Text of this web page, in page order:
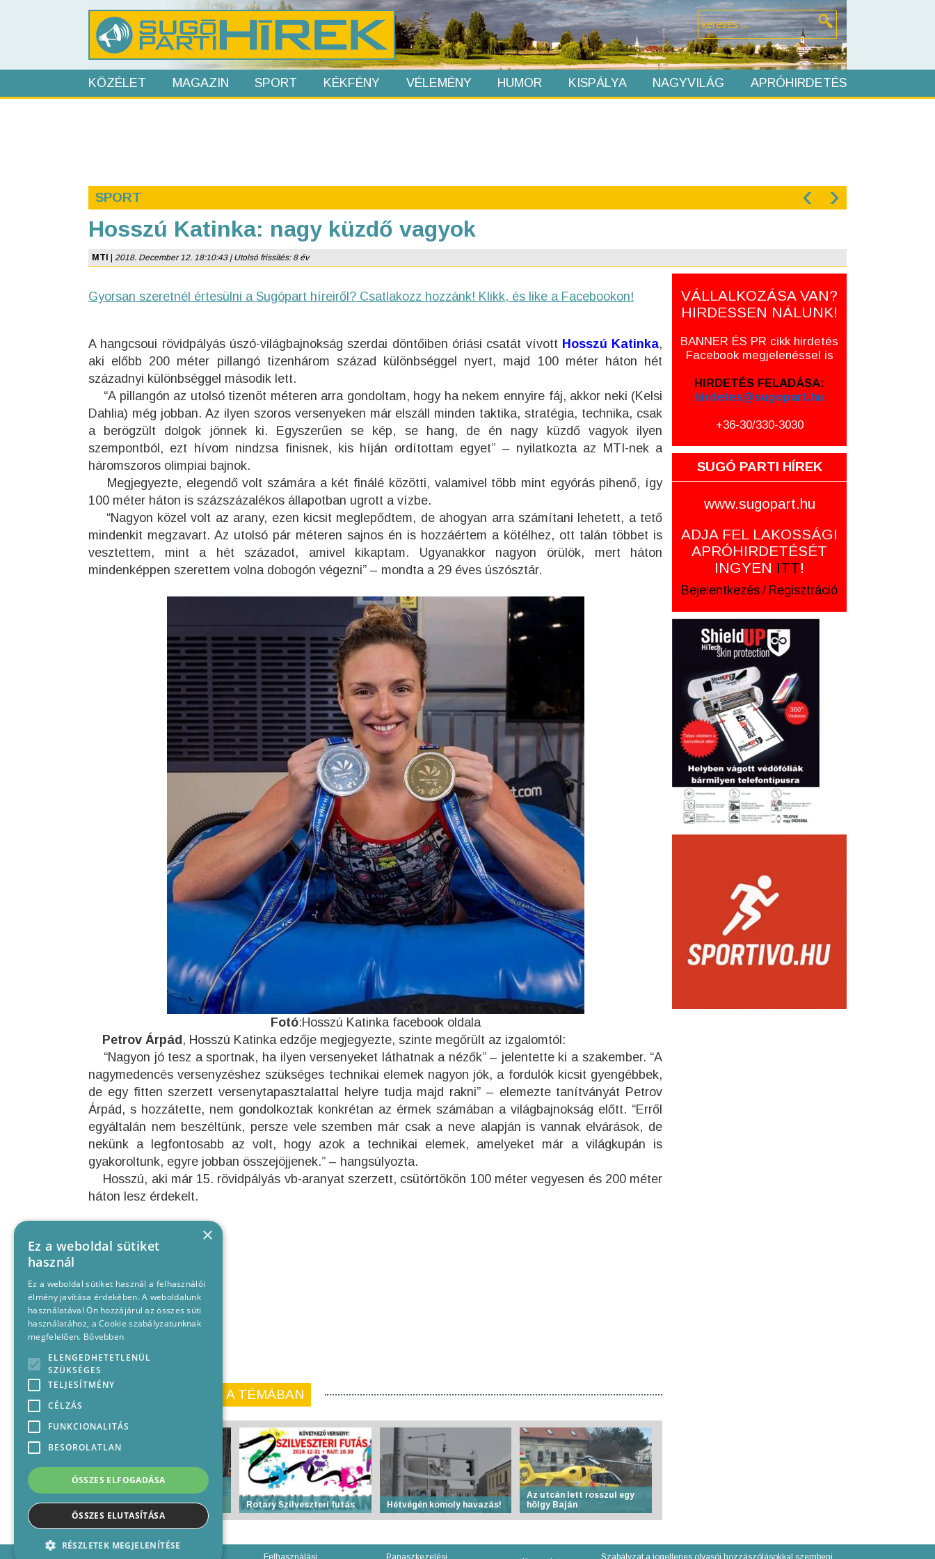
KÖZÉLET MAGAZIN SPORT KÉKFÉNY VÉLEMÉNY HUMOR KISPÁLYA NAGYVILÁG APRÓHIRDETÉS
SPORT ‹ ›
Hosszú Katinka: nagy küzdő vagyok
MTI 2018. December 12. 18:10:43 | Utolsó frissítés: 8 év
Gyorsan szeretnél értesülni a Sugópart híreiről? Csatlakozz hozzánk! Klikk, és like a Facebookon!
A hangcsoui rövidpályás úszó-világbajnokság szerdai döntőiben óriási csatát vívott Hosszú Katinka,
aki előbb 200 méter pillangó tizenhárom század különbséggel nyert, majd 100 méter háton hét
századnyi különbséggel második lett.
“A pillangón az utolsó tizenöt méteren arra gondoltam, hogy ha nekem ennyire fáj, akkor neki (Kelsi
Dahlia) még jobban. Az ilyen szoros versenyeken már elszáll minden taktika, stratégia, technika, csak
a berögzült dolgok jönnek ki. Egyszerűen se kép, se hang, de én nagy küzdő vagyok ilyen
szempontból, ezt hívom nindzsa finisnek, kis híján ordítottam egyet” – nyilatkozta az MTI-nek a
háromszoros olimpiai bajnok.
Megjegyezte, elegendő volt számára a két finálé közötti, valamivel több mint egyórás pihenő, így
100 méter háton is százszázalékos állapotban ugrott a vízbe.
“Nagyon közel volt az arany, ezen kicsit meglepődtem, de ahogyan arra számítani lehetett, a tető
mindenkit megzavart. Az utolsó pár méteren sajnos én is hozzáértem a kötélhez, ott talán többet is
vesztettem, mint a hét századot, amivel kikaptam. Ugyanakkor nagyon örülök, mert háton
mindenképpen szerettem volna dobogón végezni” – mondta a 29 éves úszósztár.
Fotó:Hosszú Katinka facebook oldala
Petrov Árpád , Hosszú Katinka edzője megjegyezte, szinte megőrült az izgalomtól:
“Nagyon jó tesz a sportnak, ha ilyen versenyeket láthatnak a nézők” – jelentette ki a szakember. “A
nagymedencés versenyzéshez szükséges technikai elemek nagyon jók, a fordulók kicsit gyengébbek,
de egy fitten szerzett versenytapasztalattal helyre tudja majd rakni” – elemezte tanítványát Petrov
Árpád, s hozzátette, nem gondolkoztak konkrétan az érmek számában a világbajnokság előtt. “Erről
egyáltalán nem beszéltünk, persze vele szemben már csak a neve alapján is vannak elvárások, de
nekünk a legfontosabb az volt, hogy azok a technikai elemek, amelyeket már a világkupán is
gyakoroltunk, egyre jobban összejöjjenek.” – hangsúlyozta.
Hosszú, aki már 15. rövidpályás vb-aranyat szerzett, csütörtökön 100 méter vegyesen és 200 méter
háton lesz érdekelt.
KORÁBBI CIKKEINK A TÉMÁBAN
Városi Teremlabdarúgó
Bajnokság VI – VII.
fordulójának eredményei
Rotary Szilveszteri futás Hétvégén komoly havazás!
Az utcán lett rosszul egy
hölgy Baján
VÁLLALKOZÁSA VAN?
HIRDESSEN NÁLUNK!
BANNER ÉS PR cikk hirdetés
Facebook megjelenéssel is
HIRDETÉS FELADÁSA:
hirdetes@sugopart.hu
+36-30/330-3030
SUGÓ PARTI HÍREK
www.sugopart.hu
ADJA FEL LAKOSSÁGI
APRÓHIRDETÉSÉT
INGYEN ITT!
Bejelentkezés / Regisztráció
Felhasználási Panaszkezelési Szabályzat a jogellenes olvasói hozzászólásokkal szembeni
×
Ez a weboldal sütiket
használ
Ez a weboldal sütiket használ a felhasználói
élmény javítása érdekében. A weboldalunk
használatával Ön hozzájárul az összes süti
használatához, a Cookie szabályzatunknak
megfelelően. Bővebben
ELENGEDHETETLENÜL
SZÜKSÉGES
TELJESÍTMÉNY
CÉLZÁS
FUNKCIONALITÁS
BESOROLATLAN
ÖSSZES ELFOGADÁSA
ÖSSZES ELUTASÍTÁSA
RÉSZLETEK MEGJELENÍTÉSE